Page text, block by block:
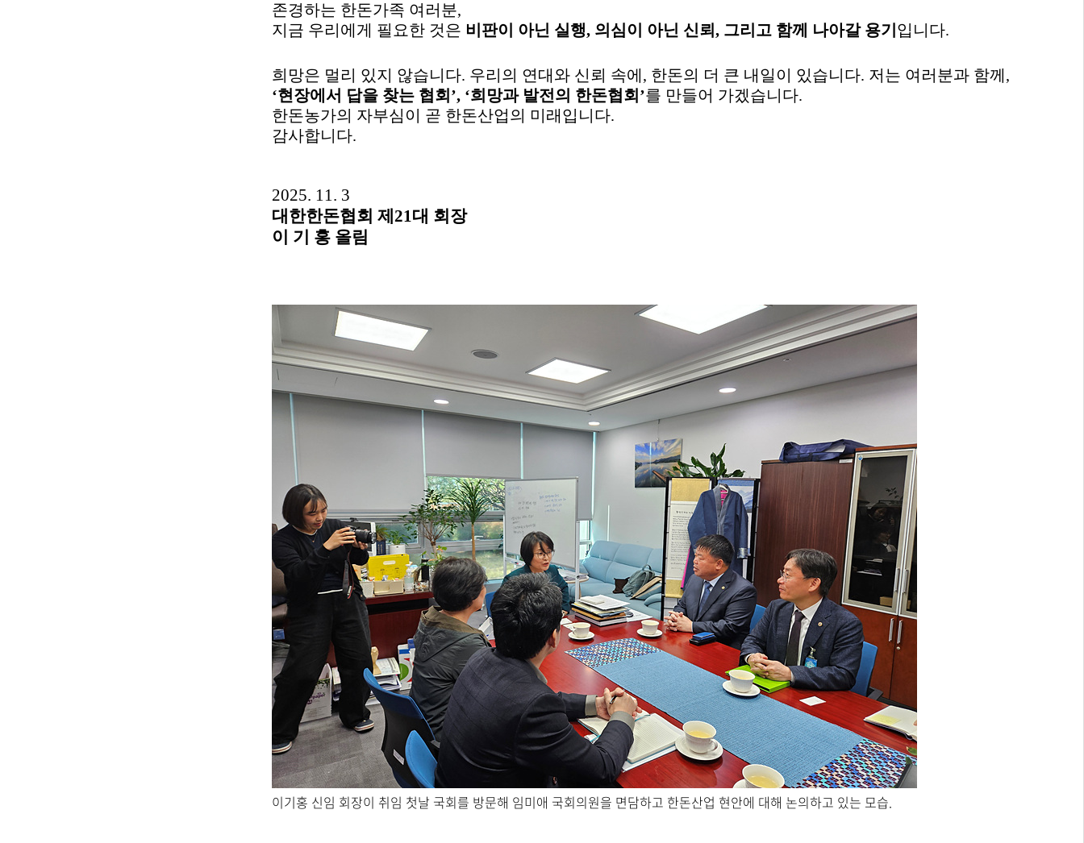
존경하는 한돈가족 여러분,
지금 우리에게 필요한 것은 비판이 아닌 실행, 의심이 아닌 신뢰, 그리고 함께 나아갈 용기 입니다.
희망은 멀리 있지 않습니다. 우리의 연대와 신뢰 속에 , 한돈의 더 큰 내일이 있습니다. 저는 여러분과 함께 ,
‘현장에서 답을 찾는 협회 ’, ‘희망과 발전의 한돈협회 ’를 만들어 가겠습니다.
한돈농가의 자부심이 곧 한돈산업의 미래입니다.
감사합니다.
2025. 11. 3
대한한돈협회 제 21대 회장
이 기 홍 올림
이기홍 신임 회장이 취임 첫날 국회를 방문해 임미애 국회의원을 면담하고 한돈산업 현안에 대해 논의하고 있는 모습.